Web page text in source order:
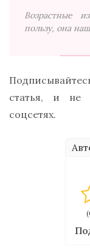
Возрастные
пользу, она
статья, и не
соцсетях.